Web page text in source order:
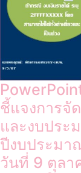
ชี้แจงการจั
และงบประ
ปีงบประมา
วันที่ 9 ตุลา